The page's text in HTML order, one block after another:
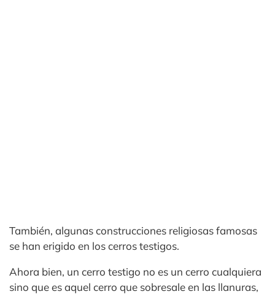
También, algunas construcciones religiosas famosas
se han erigido en los cerros testigos.
Ahora bien, un cerro testigo no es un cerro cualquiera
sino que es aquel cerro que sobresale en las llanuras,